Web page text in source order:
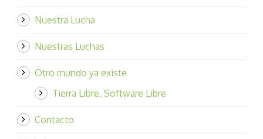
Nuestra Lucha
Nuestras Luchas
Otro mundo ya existe
Tierra Libre, Software Libre
Contacto